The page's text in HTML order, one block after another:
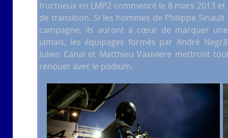
fructueux en LMP2 commencé le 8 mars 2013
de transition. Si les hommes de Philippe
campagne, ils auront à cœur de marquer
jamais, les équipages formés par André
Julien Canal et Matthieu Vaxiviere mettront
renouer avec le podium.